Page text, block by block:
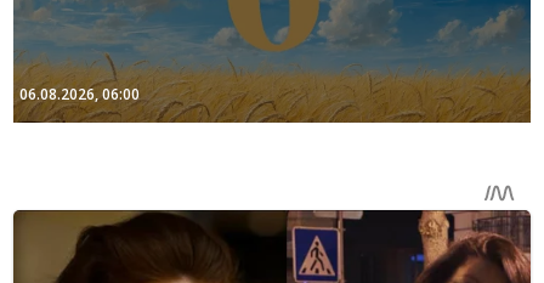
06.08.2026, 06:00